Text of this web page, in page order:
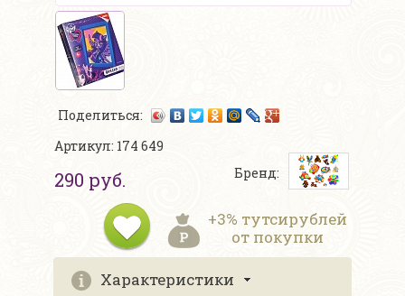
Поделиться:
Артикул: 174 649
290 руб. Бренд:
+3% тутсирублей
от покупки
Характеристики